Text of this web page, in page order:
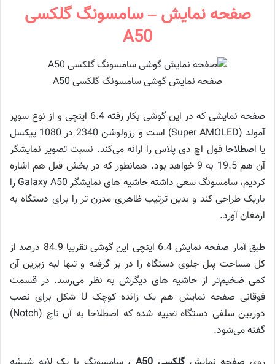
صفحه نمایش – سامسونگ گلکسی
A50
صفحه نمایش گوشی سامسونگ گلکسی A50
صفحه نمایشی که در این گوشی بکار رفته 6.4 اینچی و از نوع سوپر
آمولد (Super AMOLED) است و رزولوشن 2340 در 1080 پیکسل
یا اصطلاحا فول اچ دی پلاس را ارائه می‌کند. نسبت تصویر نمایشگر
آن هم 19.5 به 9 خواهد بود. همانطور که در بخش قبل هم اشاره
کردیم، سامسونگ سعی داشته حاشیه های نمایشگر Galaxy A50 را
باریک طراحی کند و بدین ترتیب ظاهری مدرن تر را برای دستگاه به
ارمغان آورد.
طبق آمار صفحه نمایش 6.4 اینچی این گوشی تقریبا 84.9 درصد از
کل مساحت پنل جلوی دستگاه را در بر گرفته و تنها لبه زیرین آن
کمی ضخیم‌تر از حاشیه های دیگرش به نظر می‌رسد. در قسمت
فوقانی صفحه نمایش هم یک زائده کوچک U شکل برای نصب
دوربین سلفی دستگاه تعبیه شده که اصطلاحا به آن ناچ (Notch)
گفته می‌شود.